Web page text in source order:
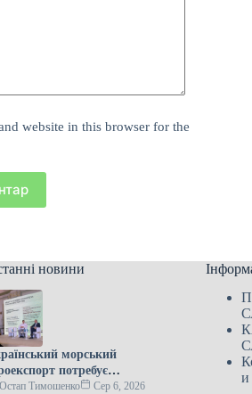
website in this browser for the
новини
морський
потребує
допомоги для
Остап Тимошенко Сер 6, 2026
и